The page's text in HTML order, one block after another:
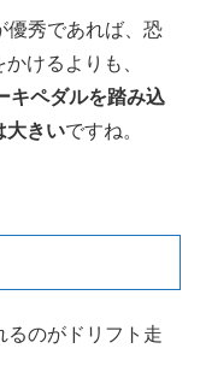
優秀であれば、恐
けるよりも、
キペダルを踏み込
大きいですね。
るのがドリフト走